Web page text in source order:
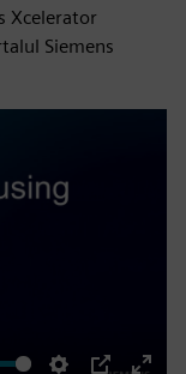
Xcelerator
Siemens